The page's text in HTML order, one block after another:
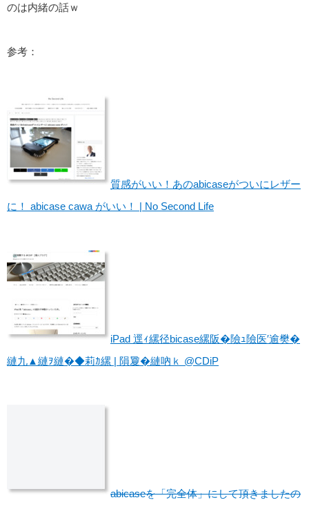
のは内緒の話ｗ
参考：
質感がいい！あのabicaseがついにレザー
に！ abicase cawa がいい！ | No Second Life
iPad 逕ｨ縲径bicase縲阪�險ｭ險医′逾樊�
縺九▲縺ｦ縺�◆莉ｶ縲 | 隕夐�縺吶ｋ @CDiP
abicaseを「完全体」にして頂きましたの